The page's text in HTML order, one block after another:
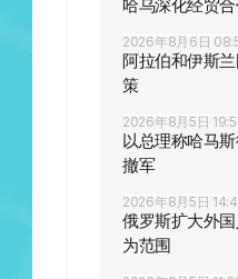
哈乌深化经贸
2026年8月6日
阿拉伯和伊斯
策
2026年8月5日
以总理称哈马
撤军
2026年8月5日
俄罗斯扩大外
为范围